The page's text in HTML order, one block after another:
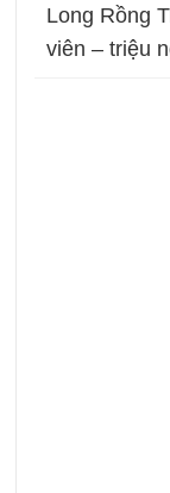
Long Rồng
viên – triệu